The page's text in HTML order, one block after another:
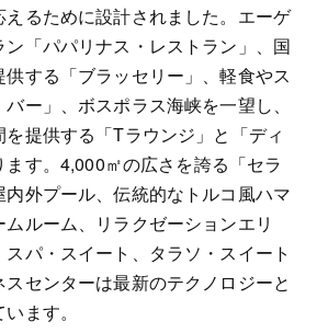
るために設計されました。エーゲ
「パパリナス・レストラン」、国
する「ブラッセリー」、軽食やス
ー」、ボスポラス海峡を一望し、
提供する「Tラウンジ」と「ディ
す。4,000㎡の広さを誇る「セラ
内外プール、伝統的なトルコ風ハマ
ルーム、リラクゼーションエリ
パ・スイート、タラソ・スイート
センターは最新のテクノロジーと
ます。